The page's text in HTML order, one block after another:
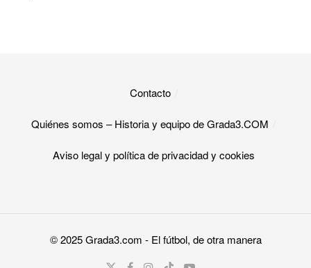
Contacto
Quiénes somos – Historia y equipo de Grada3.COM
Aviso legal y política de privacidad y cookies​
© 2025Grada3.com - El fútbol, de otra manera